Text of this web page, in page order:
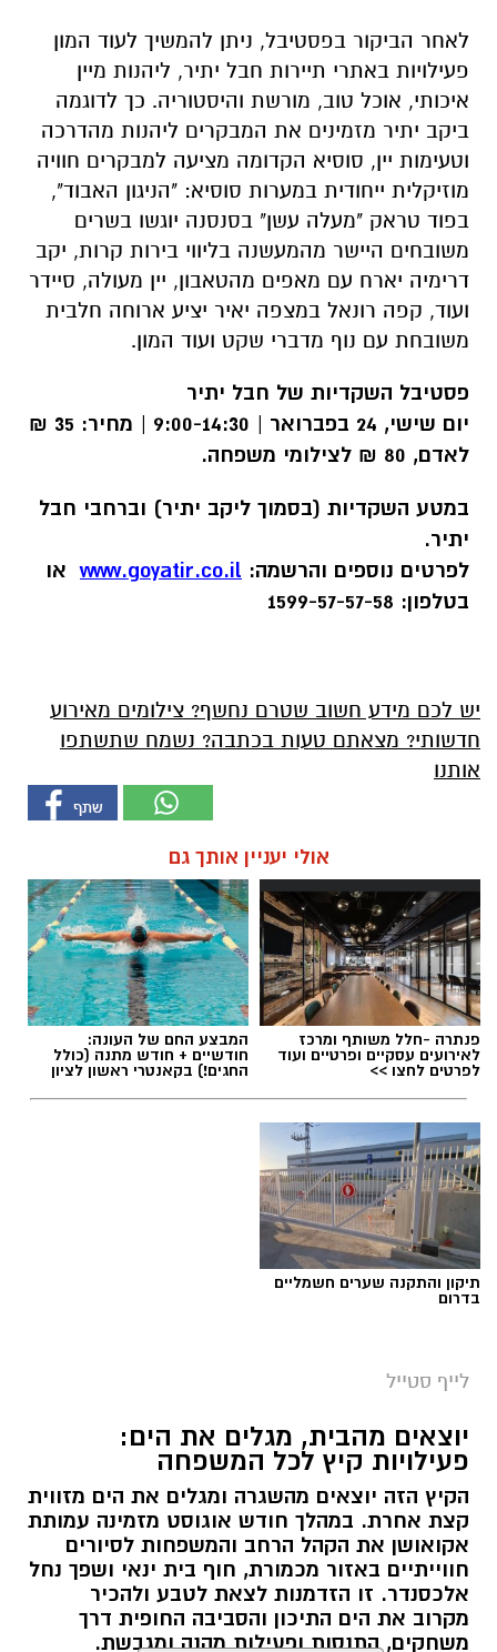
לאחר הביקור בפסטיבל, ניתן להמשיך לעוד המון
פעילויות באתרי תיירות חבל יתיר, ליהנות מיין
איכותי, אוכל טוב, מורשת והיסטוריה. כך לדוגמה
ביקב יתיר מזמינים את המבקרים ליהנות מהדרכה
וטעימות יין, סוסיא הקדומה מציעה למבקרים חוויה
מוזיקלית ייחודית במערות סוסיא: "הניגון האבוד",
בפוד טראק "מעלה עשן" בסנסנה יוגשו בשרים
משובחים היישר מהמעשנה בליווי בירות קרות, יקב
דרימיה יארח עם מאפים מהטאבון, יין מעולה, סיידר
ועוד, קפה רונאל במצפה יאיר יציע ארוחה חלבית
משובחת עם נוף מדברי שקט ועוד המון.
פסטיבל השקדיות של חבל יתיר
יום שישי, 24 בפברואר | 9:00-14:30 | מחיר: 35 ₪
לאדם, 80 ₪ לצילומי משפחה.
במטע השקדיות (בסמוך ליקב יתיר) וברחבי חבל
יתיר.
לפרטים נוספים והרשמה: www.goyatir.co.il או
בטלפון: 1599-57-57-58
יש לכם מידע חשוב שטרם נחשף? צילומים מאירוע
חדשותי? מצאתם טעות בכתבה? נשמח שתשתפו
אותנו
אולי יעניין אותך גם
פנתרה -חלל משותף ומרכז
לאירועים עסקיים ופרטיים ועוד
לפרטים לחצו >>
המבצע החם של העונה:
חודשיים + חודש מתנה (כולל
החגים!) בקאנטרי ראשון לציון
תיקון והתקנה שערים חשמליים
בדרום
לייף סטייל
יוצאים מהבית, מגלים את הים:
פעילויות קיץ לכל המשפחה
הקיץ הזה יוצאים מהשגרה ומגלים את הים מזווית
קצת אחרת. במהלך חודש אוגוסט מזמינה עמותת
אקואושן את הקהל הרחב והמשפחות לסיורים
חווייתיים באזור מכמורת, חוף בית ינאי ושפך נחל
אלכסנדר. זו הזדמנות לצאת לטבע ולהכיר
מקרוב את הים התיכון והסביבה החופית דרך
משחקים, התנסות ופעילות מהנה ומגבשת.